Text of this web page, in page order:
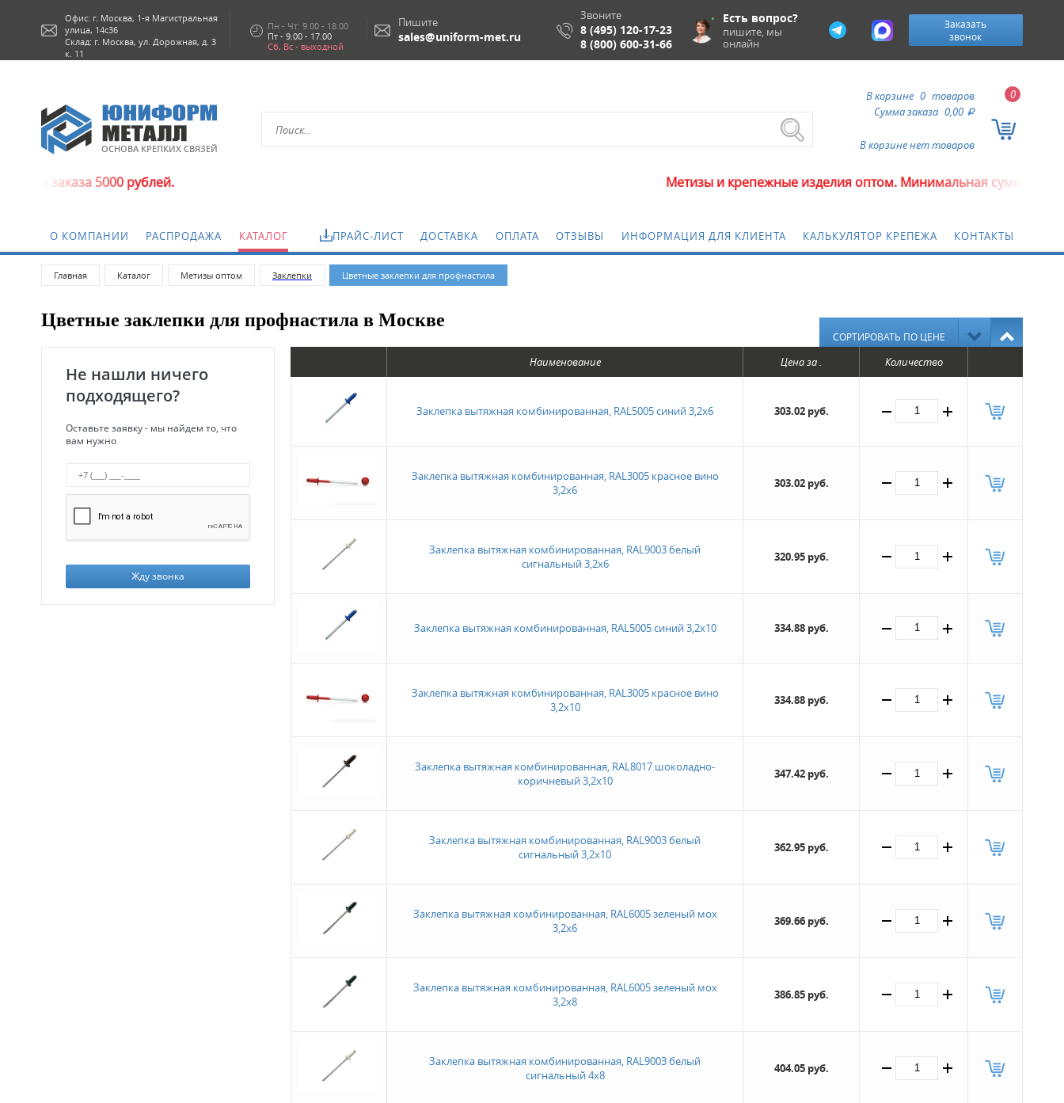
Есть вопрос?
пишите, мы
онлайн
Офис: г. Москва, 1-я Магистральная
улица, 14с36
Склад: г. Москва, ул. Дорожная, д. 3
к. 11
Пн - Чт: 9.00 - 18.00
Пт - 9.00 - 17.00
Сб, Вс - выходной
Пишите
sales@uniform-met.ru
Звоните
8 (495) 120-17-23
8 (800) 600-31-66
Заказать
звонок
ОСНОВА КРЕПКИХ СВЯЗЕЙ
0
В корзине 0 товаров
Сумма заказа 0,00 a
В корзине нет товаров
5000 рублей. Метизы и крепежные изделия оптом. Минимальная сумма заказа 5000
О КОМПАНИИ РАСПРОДАЖА КАТАЛОГ ПРАЙС-ЛИСТ ДОСТАВКА ОПЛАТА ОТЗЫВЫ ИНФОРМАЦИЯ ДЛЯ КЛИЕНТА КАЛЬКУЛЯТОР КРЕПЕЖА КОНТАКТЫ
Главная Каталог Метизы оптом Заклепки Цветные заклепки для профнастила
Цветные заклепки для профнастила в Москве
СОРТИРОВАТЬ ПО ЦЕНЕ
Не нашли ничего
подходящего?
Оставьте заявку - мы найдем то, что
вам нужно
Жду звонка
Наименование Цена за . Количество
Заклепка вытяжная комбинированная, RAL5005 синий 3,2х6 303.02 руб.
Заклепка вытяжная комбинированная, RAL3005 красное вино
3,2х6
303.02 руб.
Заклепка вытяжная комбинированная, RAL9003 белый
сигнальный 3,2х6
320.95 руб.
Заклепка вытяжная комбинированная, RAL5005 синий 3,2х10 334.88 руб.
Заклепка вытяжная комбинированная, RAL3005 красное вино
3,2х10
334.88 руб.
Заклепка вытяжная комбинированная, RAL8017 шоколадно-
коричневый 3,2х10
347.42 руб.
Заклепка вытяжная комбинированная, RAL9003 белый
сигнальный 3,2х10
362.95 руб.
Заклепка вытяжная комбинированная, RAL6005 зеленый мох
3,2х6
369.66 руб.
Заклепка вытяжная комбинированная, RAL6005 зеленый мох
3,2х8
386.85 руб.
Заклепка вытяжная комбинированная, RAL9003 белый
сигнальный 4х8
404.05 руб.